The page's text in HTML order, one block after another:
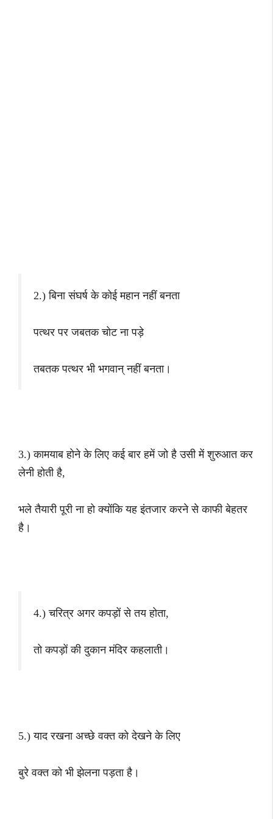
2.) बिना संघर्ष के कोई महान नहीं बनता
पत्थर पर जबतक चोट ना पड़े
तबतक पत्थर भी भगवान् नहीं बनता।
3.) कामयाब होने के लिए कई बार हमें जो है उसी में शुरुआत कर
लेनी होती है,
भले तैयारी पूरी ना हो क्योंकि यह इंतजार करने से काफी बेहतर
है।
4.) चरित्र अगर कपड़ों से तय होता,
तो कपड़ों की दुकान मंदिर कहलाती।
5.) याद रखना अच्छे वक्त को देखने के लिए
बुरे वक्त को भी झेलना पड़ता है।